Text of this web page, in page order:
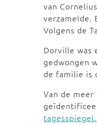
van
verzamelde.
Volgens de
Dorville was
gedwongen
de familie is
Van de